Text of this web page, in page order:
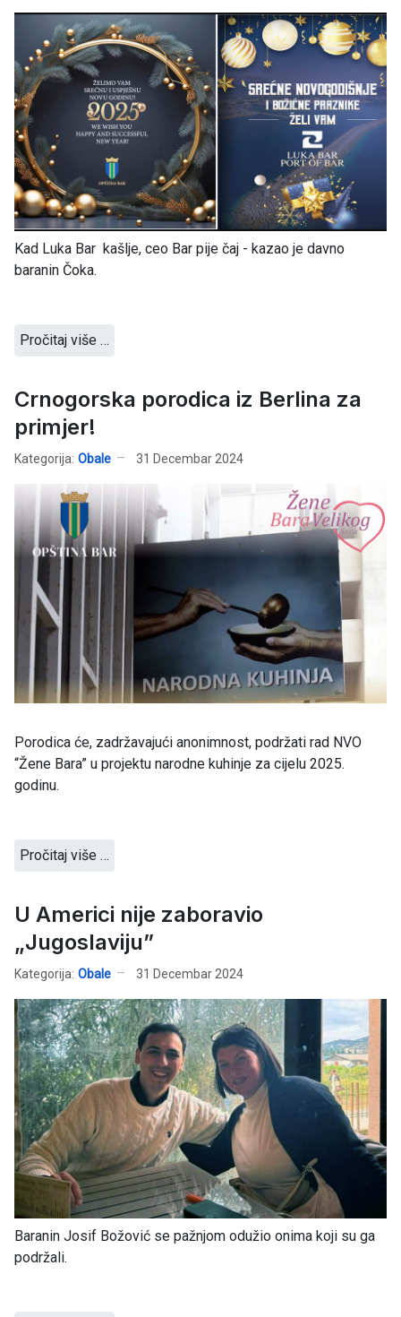
Kad Luka Bar kašlje, ceo Bar pije čaj - kazao je davno
baranin Čoka.
Pročitaj više …
Crnogorska porodica iz Berlina za
primjer!
Kategorija: Obale 31 Decembar 2024
Porodica će, zadržavajući anonimnost, podržati rad NVO
“Žene Bara” u projektu narodne kuhinje za cijelu 2025.
godinu.
Pročitaj više …
U Americi nije zaboravio
„Jugoslaviju”
Kategorija: Obale 31 Decembar 2024
Baranin Josif Božović se pažnjom odužio onima koji su ga
podržali.